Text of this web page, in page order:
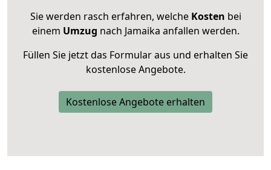
Sie werden rasch erfahren, welche Kosten bei
einem Umzug nach Jamaika anfallen werden.
Füllen Sie jetzt das Formular aus und erhalten Sie
kostenlose Angebote.
Kostenlose Angebote erhalten